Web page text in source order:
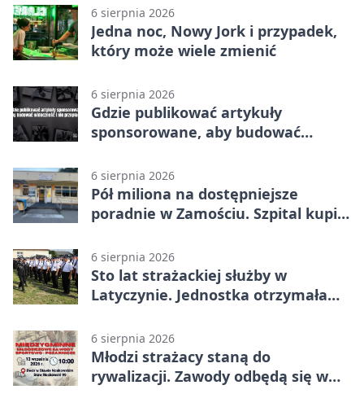
6 sierpnia 2026
Jedna noc, Nowy Jork i przypadek,
który może wiele zmienić
6 sierpnia 2026
Gdzie publikować artykuły
sponsorowane, aby budować
6 sierpnia 2026
Pół miliona na dostępniejsze
poradnie w Zamościu. Szpital kupi
6 sierpnia 2026
Sto lat strażackiej służby w
Latyczynie. Jednostka otrzymała
6 sierpnia 2026
Młodzi strażacy staną do
rywalizacji. Zawody odbędą się w